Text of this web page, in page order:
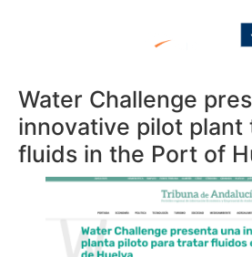
Water Challenge
innovative pilot plant
fluids in the Port of